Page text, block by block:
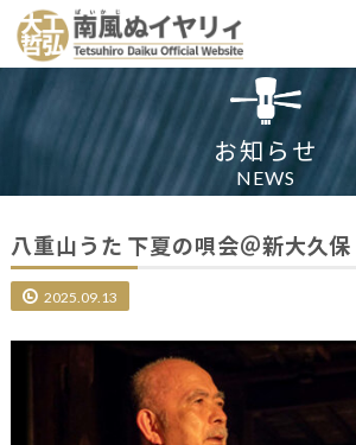
お知らせ
NEWS
八重山うた 下夏の唄会＠新大久保
2025.09.13